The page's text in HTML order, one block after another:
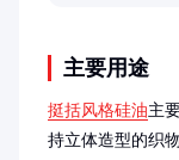
主要用途
挺括风格硅油主
持立体造型的织